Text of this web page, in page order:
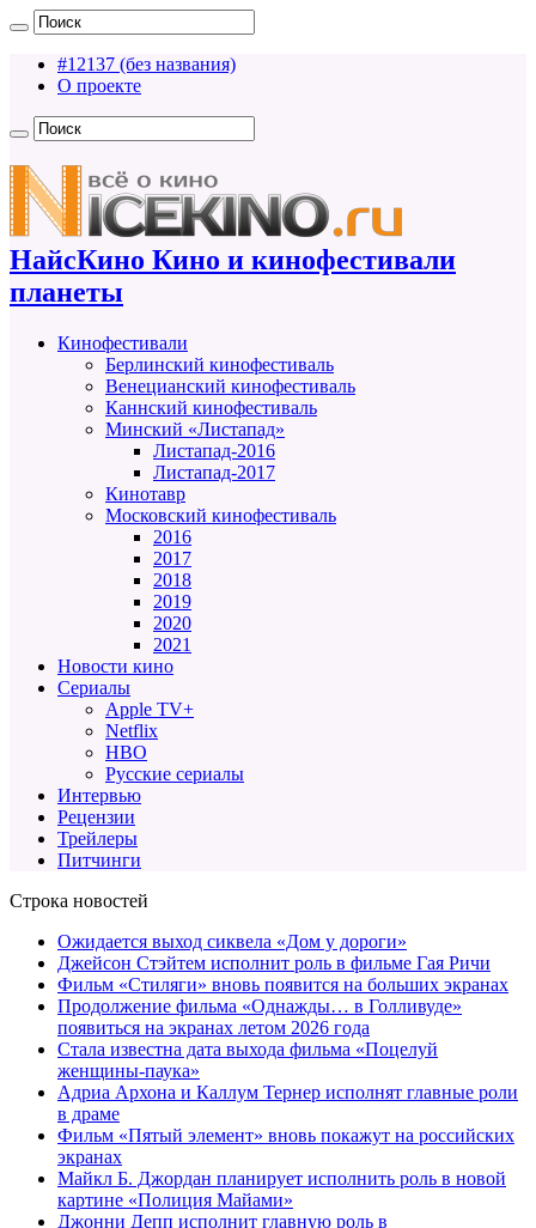
#12137 (без названия)
О проекте
НайсКино Кино и кинофестивали
планеты
Кинофестивали
Берлинский кинофестиваль
Венецианский кинофестиваль
Каннский кинофестиваль
Минский «Листапад»
Листапад-2016
Листапад-2017
Кинотавр
Московский кинофестиваль
2016
2017
2018
2019
2020
2021
Новости кино
Сериалы
Apple TV+
Netflix
HBO
Русские сериалы
Интервью
Рецензии
Трейлеры
Питчинги
Строка новостей
Ожидается выход сиквела «Дом у дороги»
Джейсон Стэйтем исполнит роль в фильме Гая Ричи
Фильм «Стиляги» вновь появится на больших экранах
Продолжение фильма «Однажды… в Голливуде»
появиться на экранах летом 2026 года
Стала известна дата выхода фильма «Поцелуй
женщины-паука»
Адриа Архона и Каллум Тернер исполнят главные роли
в драме
Фильм «Пятый элемент» вновь покажут на российских
экранах
Майкл Б. Джордан планирует исполнить роль в новой
картине «Полиция Майами»
Джонни Депп исполнит главную роль в